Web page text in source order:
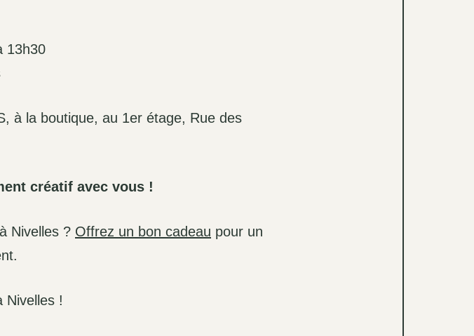
13h30
à la boutique, au 1er étage, Rue des
créatif avec vous !
à Nivelles ? Offrez un bon cadeau pour un
Nivelles !